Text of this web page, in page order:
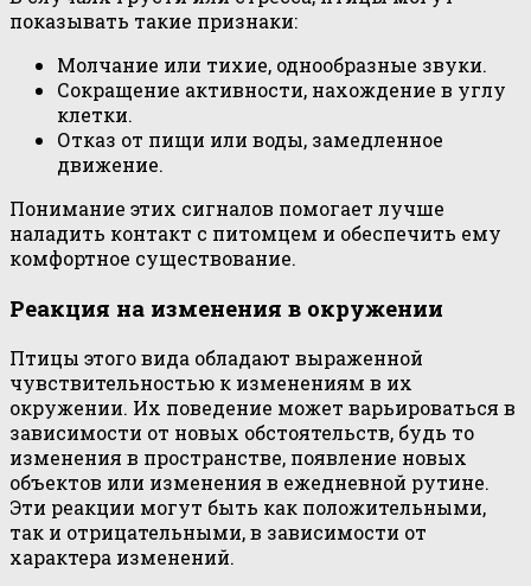
показывать такие признаки:
Молчание или тихие, однообразные звуки.
Сокращение активности, нахождение в углу
клетки.
Отказ от пищи или воды, замедленное
движение.
Понимание этих сигналов помогает лучше
наладить контакт с питомцем и обеспечить ему
комфортное существование.
Реакция на изменения в окружении
Птицы этого вида обладают выраженной
чувствительностью к изменениям в их
окружении. Их поведение может варьироваться в
зависимости от новых обстоятельств, будь то
изменения в пространстве, появление новых
объектов или изменения в ежедневной рутине.
Эти реакции могут быть как положительными,
так и отрицательными, в зависимости от
характера изменений.